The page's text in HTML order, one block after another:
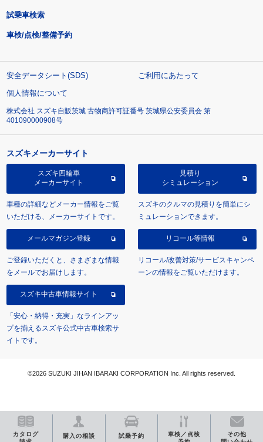
カタログ
購入の相談 試乗予約
車検／点検
その他
試乗車検索
車検/点検/整備予約
安全データシート(SDS)
ご利用にあたって
個人情報について
株式会社 スズキ自販茨城 古物商許可証番号 茨城県公安委員会 第
401090000908号
スズキメーカーサイト
スズキ四輪車
メーカーサイト
車種の詳細などメーカー情報をご覧
いただける、メーカーサイトです。
見積り
シミュレーション
スズキのクルマの見積りを簡単にシ
ミュレーションできます。
メールマガジン登録
ご登録いただくと、さまざまな情報
をメールでお届けします。
リコール等情報
リコール/改善対策/サービスキャンペ
ーンの情報をご覧いただけます。
スズキ中古車情報サイト
「安心・納得・充実」なラインアッ
プを揃えるスズキ公式中古車検索サ
イトです。
©2026 SUZUKI JIHAN IBARAKI CORPORATION Inc. All rights reserved.